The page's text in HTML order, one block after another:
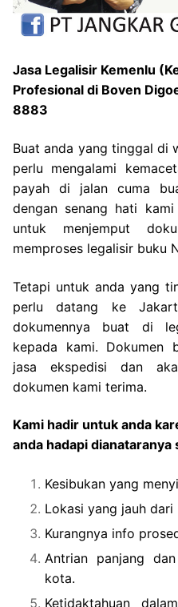
Jasa Legalisir Kemenlu
Profesional di Boven
8883
Buat anda yang tinggal di
perlu mengalami
payah di jalan cuma
dengan senang hati
untuk menjemput
memproses legalisir buku
Tetapi untuk anda yang
perlu datang ke
dokumennya buat di
kepada kami. Dokumen
jasa ekspedisi dan
dokumen kami terima.
Kami hadir untuk anda
anda hadapi dianataranya
Kesibukan yang
Lokasi yang jauh
Kurangnya info
Antrian panjang
kota.
Ketidaktahuan